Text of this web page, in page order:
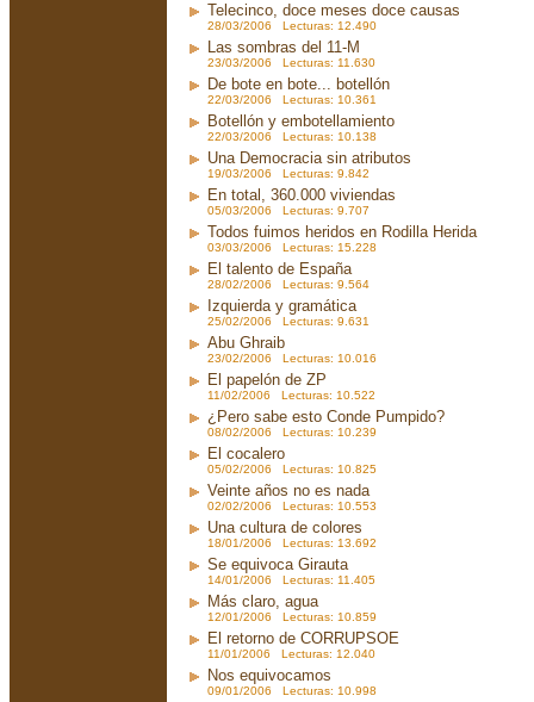
Telecinco, doce meses doce causas
28/03/2006 Lecturas: 12.490
Las sombras del 11-M
23/03/2006 Lecturas: 11.630
De bote en bote... botellón
22/03/2006 Lecturas: 10.361
Botellón y embotellamiento
22/03/2006 Lecturas: 10.138
Una Democracia sin atributos
19/03/2006 Lecturas: 9.842
En total, 360.000 viviendas
05/03/2006 Lecturas: 9.707
Todos fuimos heridos en Rodilla Herida
03/03/2006 Lecturas: 15.228
El talento de España
28/02/2006 Lecturas: 9.564
Izquierda y gramática
25/02/2006 Lecturas: 9.631
Abu Ghraib
23/02/2006 Lecturas: 10.016
El papelón de ZP
11/02/2006 Lecturas: 10.522
¿Pero sabe esto Conde Pumpido?
08/02/2006 Lecturas: 10.239
El cocalero
05/02/2006 Lecturas: 10.825
Veinte años no es nada
02/02/2006 Lecturas: 10.553
Una cultura de colores
18/01/2006 Lecturas: 13.692
Se equivoca Girauta
14/01/2006 Lecturas: 11.405
Más claro, agua
12/01/2006 Lecturas: 10.859
El retorno de CORRUPSOE
11/01/2006 Lecturas: 12.040
Nos equivocamos
09/01/2006 Lecturas: 10.998